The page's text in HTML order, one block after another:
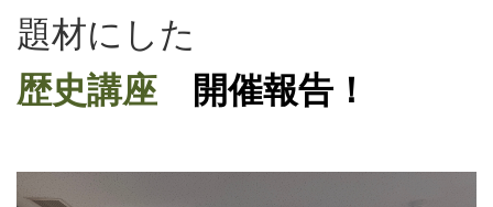
題材にした
歴史講座 開催報告！